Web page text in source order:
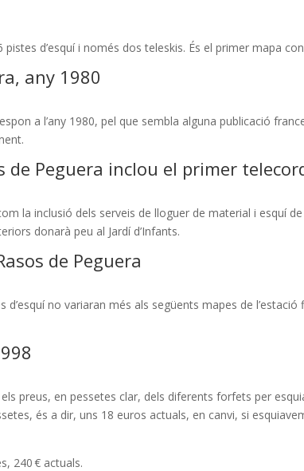
d’esquí i només dos teleskis. És el primer mapa
any 1980
a l’any 1980, pel que sembla alguna publicació
de Peguera inclou el primer
la inclusió dels serveis de lloguer de material i esquí
donarà peu al Jardí d’Infants.
de Peguera
no variaran més als següents mapes de
preus, en pessetes clar, dels diferents forfets per
és a dir, uns 18 euros actuals, en canvi, si
240 € actuals.